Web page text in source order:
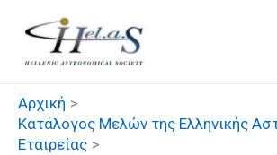
στο
περιεχόμενο
Αρχική
Κατάλογος Μελών της Ελληνικής
Εταιρείας